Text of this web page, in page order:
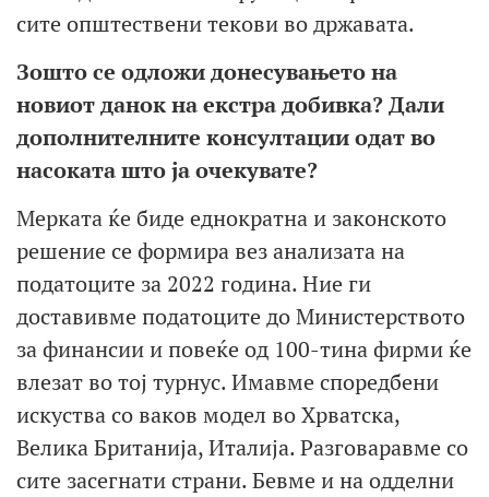
сите општествени текови во државата.
Зошто се одложи донесувањето на
новиот данок на екстра добивка? Дали
дополнителните консултации одат во
насоката што ја очекувате?
Мерката ќе биде еднократна и законското
решение се формира вез анализата на
податоците за 2022 година. Ние ги
доставивме податоците до Министерството
за финансии и повеќе од 100-тина фирми ќе
влезат во тој турнус. Имавме споредбени
искуства со ваков модел во Хрватска,
Велика Британија, Италија. Разговаравме со
сите засегнати страни. Бевме и на одделни